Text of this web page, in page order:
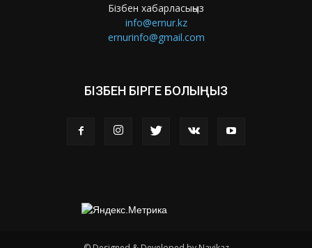
Бізбен хабарласыңыз
info@ernur.kz
ernurinfo@gmail.com
БІЗБЕН БІРГЕ БОЛЫҢЫЗ